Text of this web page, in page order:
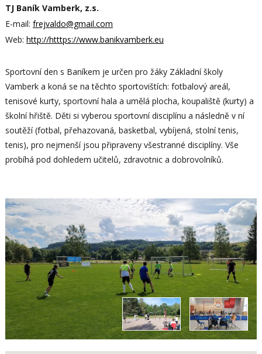
TJ Baník Vamberk, z.s.
E-mail: frejvaldo@gmail.com
Web: http://htttps://www.banikvamberk.eu
Sportovní den s Baníkem je určen pro žáky Základní školy
Vamberk a koná se na těchto sportovištích: fotbalový areál,
tenisové kurty, sportovní hala a umělá plocha, koupaliště (kurty) a
školní hřiště. Děti si vyberou sportovní disciplínu a následně v ní
soutěží (fotbal, přehazovaná, basketbal, vybíjená, stolní tenis,
tenis), pro nejmenší jsou připraveny všestranné disciplíny. Vše
probíhá pod dohledem učitelů, zdravotnic a dobrovolníků.